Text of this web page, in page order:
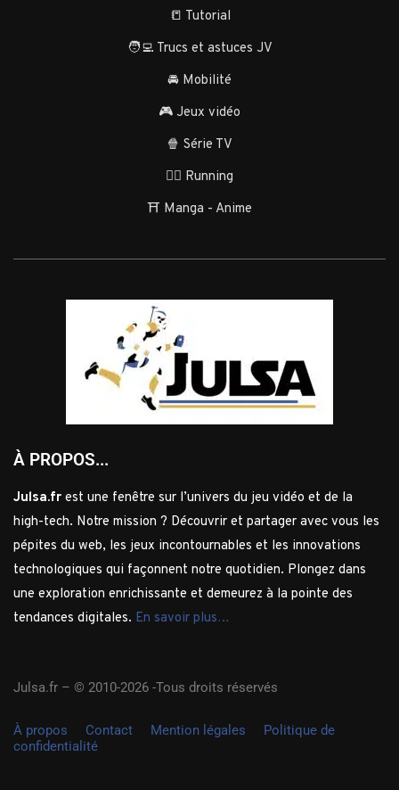
📒 Tutorial
🧑‍💻 Trucs et astuces JV
🚘 Mobilité
🎮 Jeux vidéo
🍿 Série TV
🏃‍♂️ Running
⛩️ Manga - Anime
À PROPOS...
Julsa.fr est une fenêtre sur l’univers du jeu vidéo et de la
high-tech. Notre mission ? Découvrir et partager avec vous les
pépites du web, les jeux incontournables et les innovations
technologiques qui façonnent notre quotidien. Plongez dans
une exploration enrichissante et demeurez à la pointe des
tendances digitales. En savoir plus…
Julsa.fr – © 2010-2026 -Tous droits réservés
À propos Contact Mention légales
Politique de
confidentialité